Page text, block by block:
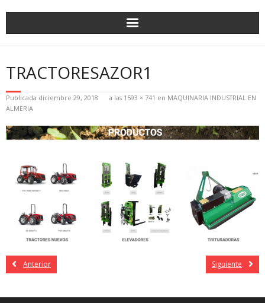
TRACTORESAZOR1
Publicada diciembre 29, 2018 a las 1593 × 741 en MAQUINARIA INDUSTRIAL EN
ALMERIA
Anterior Siguiente